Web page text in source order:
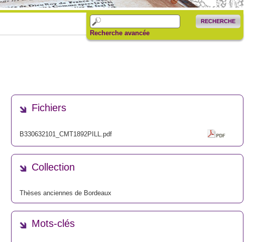
RECHERCHE
Recherche avancée
Fichiers
B330632101_CMT1892PILL.pdf
Collection
Thèses anciennes de Bordeaux
Mots-clés